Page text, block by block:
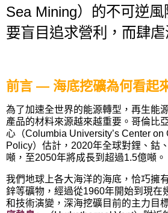
Sea Mining）的不可逆
要盲目追求營利，而肆虐
前言 — 海底挖礦為何看起
為了加速全世界的能源轉型，再生能
產品的材料來源越來越重要。哥倫比
心（Columbia University’s Center on
Policy）估計， 2020年全球對鋰、鈷
噸，至2050年將成長到超過1.5億噸。
我們地球上各大海洋的海底，恰巧擁
鋅等礦物，經過從1960年開始到現在
和技術演變，深海挖礦目前的主力目